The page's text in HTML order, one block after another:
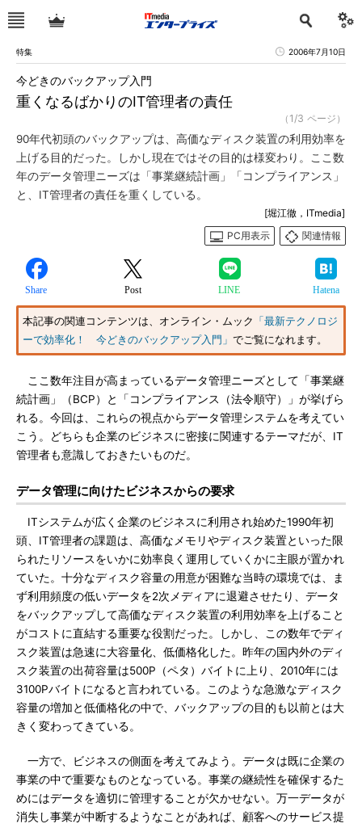
特集 2006年7月10日
重くなるばかりのIT管理者の責任
今どきのバックアップ入門
（1/3 ページ）
90年代初頭のバックアップは、高価なディスク装置の利用効率を
上げる目的だった。しかし現在ではその目的は様変わり。ここ数
年のデータ管理ニーズは「事業継続計画」「コンプライアンス」
と、IT管理者の責任を重くしている。
[堀江徹，ITmedia]
PC用表示
関連情報
Share Post LINE Hatena
本記事の関連コンテンツは、オンライン・ムック 「最新テクノロジ
ーで効率化！ 今どきのバックアップ入門」 でご覧になれます。
ここ数年注目が高まっているデータ管理ニーズとして「事業継
続計画」（BCP）と「コンプライアンス（法令順守）」が挙げら
れる。今回は、これらの視点からデータ管理システムを考えてい
こう。どちらも企業のビジネスに密接に関連するテーマだが、IT
管理者も意識しておきたいものだ。
データ管理に向けたビジネスからの要求
ITシステムが広く企業のビジネスに利用され始めた1990年初
頭、IT管理者の課題は、高価なメモリやディスク装置といった限
られたリソースをいかに効率良く運用していくかに主眼が置かれ
ていた。十分なディスク容量の用意が困難な当時の環境では、ま
ず利用頻度の低いデータを2次メディアに退避させたり、データ
をバックアップして高価なディスク装置の利用効率を上げること
がコストに直結する重要な役割だった。しかし、この数年でディ
スク装置は急速に大容量化、低価格化した。昨年の国内外のディ
スク装置の出荷容量は500P（ペタ）バイトに上り、2010年には
3100Pバイトになると言われている。このような急激なディスク
容量の増加と低価格化の中で、バックアップの目的も以前とは大
きく変わってきている。
一方で、ビジネスの側面を考えてみよう。データは既に企業の
事業の中で重要なものとなっている。事業の継続性を確保するた
めにはデータを適切に管理することが欠かせない。万一データが
消失し事業が中断するようなことがあれば、顧客へのサービス提